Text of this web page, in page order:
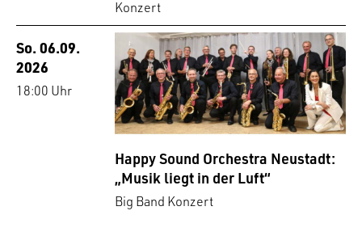
Konzert
So. 06.09.
2026
18:00 Uhr
Happy Sound Orchestra Neustadt:
„Musik liegt in der Luft“
Big Band Konzert